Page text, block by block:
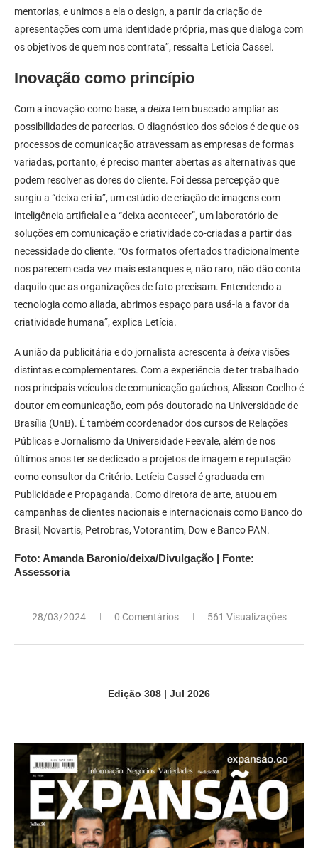
mentorias, e unimos a ela o design, a partir da criação de
apresentações com uma identidade própria, mas que dialoga com
os objetivos de quem nos contrata”, ressalta Letícia Cassel.
Inovação como princípio
Com a inovação como base, a deixatem buscado ampliar as
possibilidades de parcerias. O diagnóstico dos sócios é de que os
processos de comunicação atravessam as empresas de formas
variadas, portanto, é preciso manter abertas as alternativas que
podem resolver as dores do cliente. Foi dessa percepção que
surgiu a “deixa cri-ia”, um estúdio de criação de imagens com
inteligência artificial e a “deixa acontecer”, um laboratório de
soluções em comunicação e criatividade co-criadas a partir das
necessidade do cliente. “Os formatos ofertados tradicionalmente
nos parecem cada vez mais estanques e, não raro, não dão conta
daquilo que as organizações de fato precisam. Entendendo a
tecnologia como aliada, abrimos espaço para usá-la a favor da
criatividade humana”, explica Letícia.
A união da publicitária e do jornalista acrescenta à deixavisões
distintas e complementares. Com a experiência de ter trabalhado
nos principais veículos de comunicação gaúchos, Alisson Coelho é
doutor em comunicação, com pós-doutorado na Universidade de
Brasília (UnB). É também coordenador dos cursos de Relações
Públicas e Jornalismo da Universidade Feevale, além de nos
últimos anos ter se dedicado a projetos de imagem e reputação
como consultor da Critério. Letícia Cassel é graduada em
Publicidade e Propaganda. Como diretora de arte, atuou em
campanhas de clientes nacionais e internacionais como Banco do
Brasil, Novartis, Petrobras, Votorantim, Dow e Banco PAN.
Foto: Amanda Baronio/deixa/Divulgação | Fonte:
Assessoria
28/03/2024 0 Comentários 561 Visualizações
Edição 308 | Jul 2026